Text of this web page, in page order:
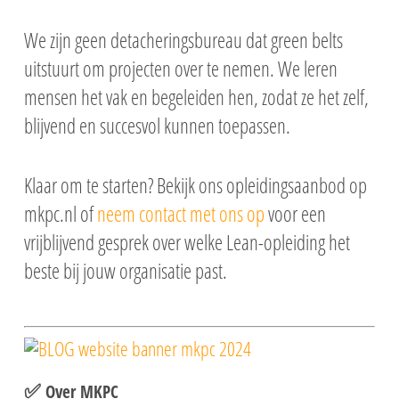
We zijn geen detacheringsbureau dat green belts
uitstuurt om projecten over te nemen. We leren
mensen het vak en begeleiden hen, zodat ze het zelf,
blijvend en succesvol kunnen toepassen.
Klaar om te starten? Bekijk ons opleidingsaanbod op
mkpc.nl ofneem contact met ons opvoor een
vrijblijvend gesprek over welke Lean-opleiding het
beste bij jouw organisatie past.
✅ Over MKPC